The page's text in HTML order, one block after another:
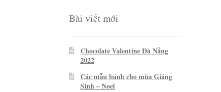
Bài viết mới
Chocolate Valentine Đà Nẵng
2022
Các mẫu bánh cho mùa Giáng
Sinh – Noel